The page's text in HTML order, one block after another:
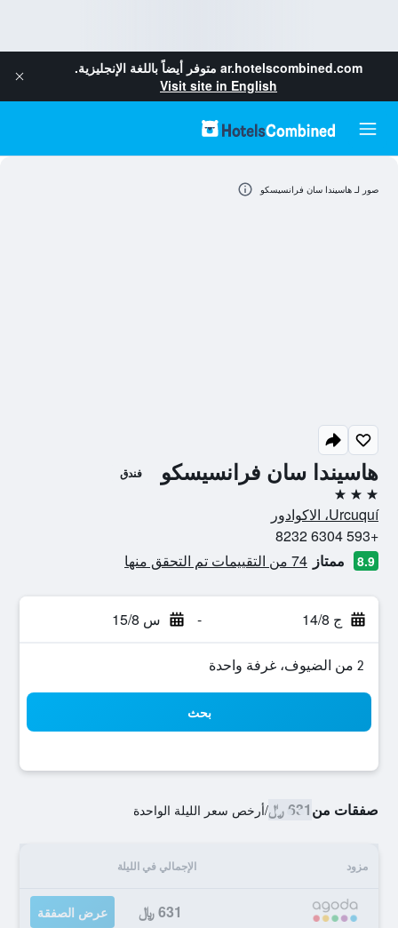
ar.hotelscombined.com متوفر أيضاً باللغة الإنجليزية.
Visit site in English
هاسيندا سان فرانسيسكو فندق
3 نجوم
Urcuquí، الاكوادور
+593 6304 8232
8.9 ممتاز 74 من التقييمات تم التحقق منها
ج 14/8 - س 15/8
2 من الضيوف، غرفة واحدة
بحث
صفقات من631 ﷼ /أرخص سعر الليلة الواحدة
مزود الإجمالي في الليلة
631 ﷼ عرض الصفقة
صور لـ هاسيندا سان فرانسيسكو